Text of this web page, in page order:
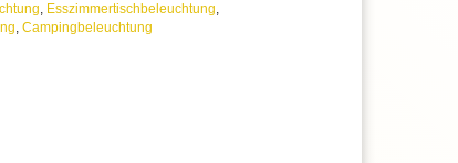
, Esszimmertischbeleuchtung,
, Campingbeleuchtung